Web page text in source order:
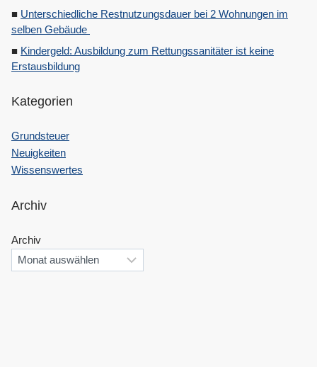
Unterschiedliche Restnutzungsdauer bei 2 Wohnungen im
selben Gebäude
Kindergeld: Ausbildung zum Rettungssanitäter ist keine
Erstausbildung
Kategorien
Grundsteuer
Neuigkeiten
Wissenswertes
Archiv
Archiv